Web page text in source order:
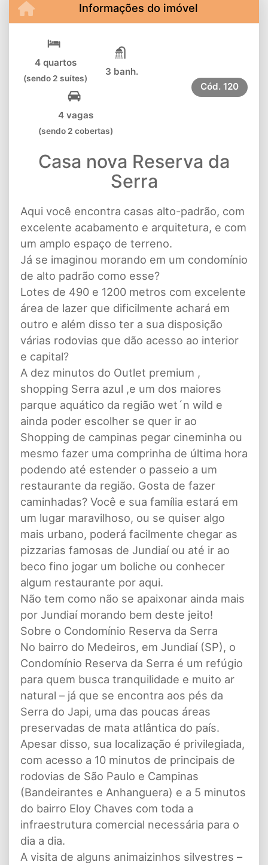
Informações do imóvel
4 quartos
(sendo 2 suítes)
3 banh.
4 vagas
(sendo 2 cobertas)
Cód. 120
Casa nova Reserva da
Serra
Aqui você encontra casas alto-padrão, com
excelente acabamento e arquitetura, e com
um amplo espaço de terreno.
Já se imaginou morando em um condomínio
de alto padrão como esse?
Lotes de 490 e 1200 metros com excelente
área de lazer que dificilmente achará em
outro e além disso ter a sua disposição
várias rodovias que dão acesso ao interior
e capital?
A dez minutos do Outlet premium ,
shopping Serra azul ,e um dos maiores
parque aquático da região wet´n wild e
ainda poder escolher se quer ir ao
Shopping de campinas pegar cineminha ou
mesmo fazer uma comprinha de última hora
podendo até estender o passeio a um
restaurante da região. Gosta de fazer
caminhadas? Você e sua família estará em
um lugar maravilhoso, ou se quiser algo
mais urbano, poderá facilmente chegar as
pizzarias famosas de Jundiaí ou até ir ao
beco fino jogar um boliche ou conhecer
algum restaurante por aqui.
Não tem como não se apaixonar ainda mais
por Jundiaí morando bem deste jeito!
Sobre o Condomínio Reserva da Serra
No bairro do Medeiros, em Jundiaí (SP), o
Condomínio Reserva da Serra é um refúgio
para quem busca tranquilidade e muito ar
natural – já que se encontra aos pés da
Serra do Japi, uma das poucas áreas
preservadas de mata atlântica do país.
Apesar disso, sua localização é privilegiada,
com acesso a 10 minutos de principais de
rodovias de São Paulo e Campinas
(Bandeirantes e Anhanguera) e a 5 minutos
do bairro Eloy Chaves com toda a
infraestrutura comercial necessária para o
dia a dia.
A visita de alguns animaizinhos silvestres –